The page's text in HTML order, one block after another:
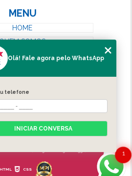
MENU
HOME
QUEM SOMOS
SERVIÇOS
CATEGORIAS
MAPA DO SITE
Persianas. (Lei 9610 de 19/02/1998)
HTML CSS
1
Olá! Fale agora pelo WhatsApp
telefone
INICIAR CONVERSA